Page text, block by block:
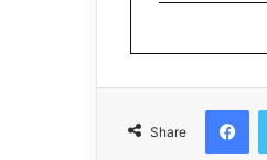
Share